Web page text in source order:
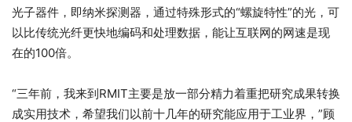
光子器件，即纳米探测器，通过特殊形式的“螺旋特性”的光，可
以比传统光纤更快地编码和处理数据，能让互联网的网速是现
在的100倍。
“三年前，我来到RMIT主要是放一部分精力着重把研究成果转换
成实用技术，希望我们以前十几年的研究能应用于工业界，”顾